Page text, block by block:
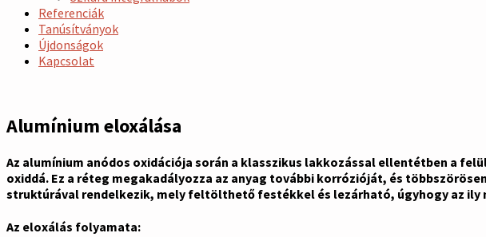
Referenciák
Tanúsítványok
Újdonságok
Kapcsolat
Alumínium eloxálása
Az alumínium anódos oxidációja során a klasszikus lakkozással ellentétben a
oxiddá. Ez a réteg megakadályozza az anyag további korrózióját, és
struktúrával rendelkezik, mely feltölthető festékkel és lezárható, úgyhogy az
Az eloxálás folyamata: